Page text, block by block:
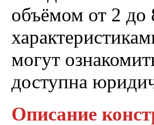
объёмом от 2 до
могут
доступна
Описание